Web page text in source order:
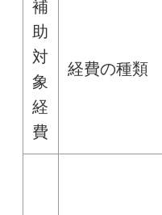
補
助
対
象
経
費
経費の種類